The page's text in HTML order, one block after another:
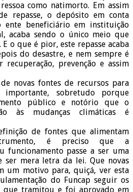
como natimorto. Em assim
repasse, o depósito em conta
ente beneficiário em instituição
acaba sendo o único meio que
o que é pior, este repasse acaba
do desastre, e nem sempre é
prevenção e assim
novas fontes de recursos para
sobretudo porque
público e notório que o
às mudanças climáticas é
de fontes que alimentam
é preciso que a
funcionamento passe a ser uma
ser mera letra da lei. Que novas
um motivo para, quiçá, ver esta
do Funcap seguir os
que tramitou e foi aprovado em